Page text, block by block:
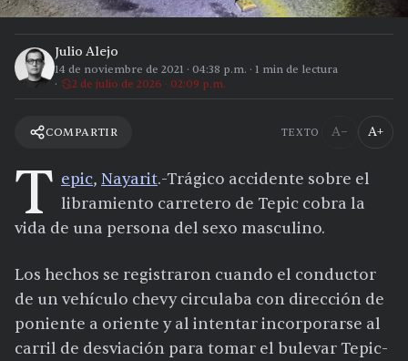
Julio Alejo
14 de noviembre de 2021 · 04:38 p.m. · 1 min de lectura
2 de julio de 2026 · 02:09 p.m.
COMPARTIR TEXTO A− A+
T epic, Nayarit.-Trágico accidente sobre el
libramiento carretero de Tepic cobra la
vida de una persona del sexo masculino.
Los hechos se registraron cuando el conductor
de un vehículo chevy circulaba con dirección de
poniente a oriente y al intentar incorporarse al
carril de desviación para tomar el bulevar Tepic-